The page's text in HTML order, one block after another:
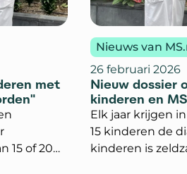
met
15 of 20
Nieuws van
26 februari 2026
Nieuw dossier
kinderen en MS
Elk jaar krijgen
15 kinderen de
kinderen is